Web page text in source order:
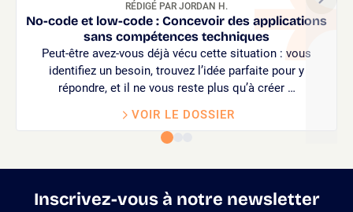
RÉDIGÉ PAR JORDAN H.
No-code et low-code : Concevoir des applications
sans compétences techniques
Peut-être avez-vous déjà vécu cette situation : vous
identifiez un besoin, trouvez l’idée parfaite pour y
répondre, et il ne vous reste plus qu’à créer …
VOIR LE DOSSIER
Inscrivez-vous à notre newsletter